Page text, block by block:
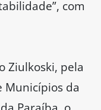
com
Ziulkoski, pela
Municípios da